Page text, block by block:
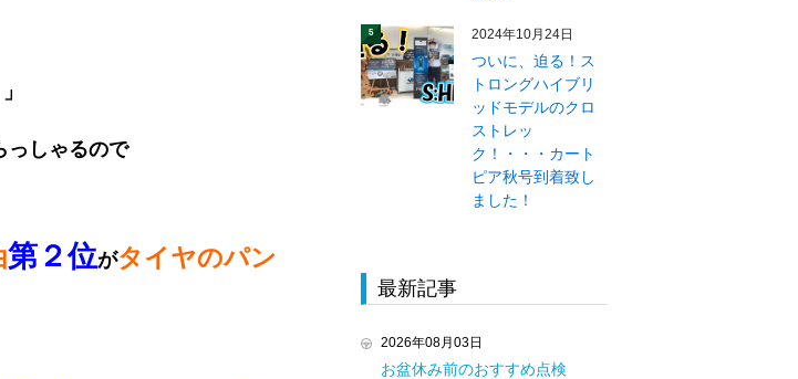
っしゃるので
第２位がタイヤのパン
5 2024年10月24日
ついに、迫る！ス
トロングハイブリ
ッドモデルのクロ
ストレッ
ク！・・・カート
ピア秋号到着致し
ました！
最新記事
2026年08月03日
お盆休み前のおすすめ点検